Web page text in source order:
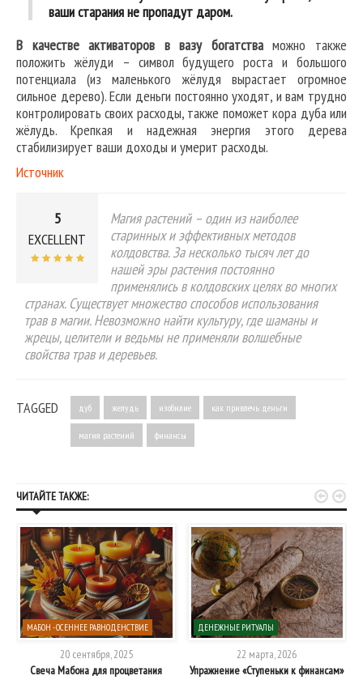
ваши старания не пропадут даром.
В качестве активаторов в вазу богатстваможно также
положить жёлуди – символ будущего роста и большого
потенциала (из маленького жёлудя вырастает огромное
сильное дерево). Если деньги постоянно уходят, и вам трудно
контролировать своих расходы, также поможет кора дуба или
жёлудь. Крепкая и надежная энергия этого дерева
стабилизирует ваши доходы и умерит расходы.
Источник
5
EXCELLENT
Магия растений – один из наиболее
старинных и эффективных методов
колдовства. За несколько тысяч лет до
нашей эры растения постоянно
применялись в колдовских целях во многих
странах. Существует множество способов использования
трав в магии. Невозможно найти культуру, где шаманы и
жрецы, целители и ведьмы не применяли волшебные
свойства трав и деревьев.
TAGGED дуб желудь изобилие как привлечь деньги
магия растений финансы
ЧИТАЙТЕ ТАКЖЕ:
МАБОН - ОСЕННЕЕ РАВНОДЕНСТВИЕ
20 сентября, 2025
Свеча Мабона для процветания
ДЕНЕЖНЫЕ РИТУАЛЫ
22 марта, 2026
Упражнение «Ступеньки к финансам»
 